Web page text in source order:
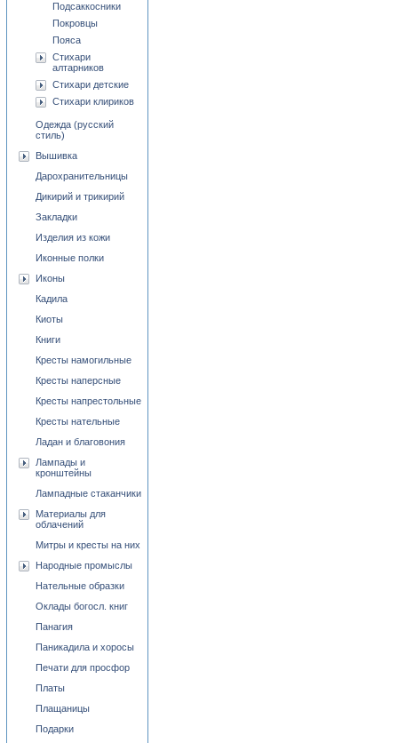
Подсаккосники
Покровцы
Пояса
Стихари
алтарников
Стихари детские
Стихари клириков
Одежда (русский
стиль)
Вышивка
Дарохранительницы
Дикирий и трикирий
Закладки
Изделия из кожи
Иконные полки
Иконы
Кадила
Киоты
Книги
Кресты намогильные
Кресты наперсные
Кресты напрестольные
Кресты нательные
Ладан и благовония
Лампады и
кронштейны
Лампадные стаканчики
Материалы для
облачений
Митры и кресты на них
Народные промыслы
Нательные образки
Оклады богосл. книг
Панагия
Паникадила и хоросы
Печати для просфор
Платы
Плащаницы
Подарки